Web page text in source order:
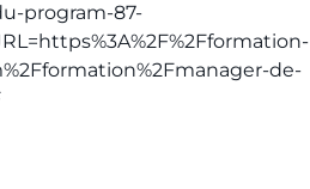
program-87-
de-